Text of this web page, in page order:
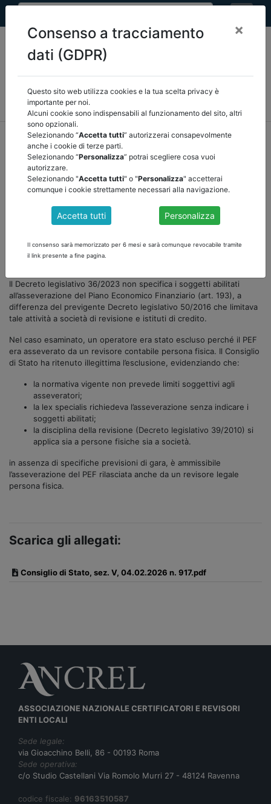
MEF FINANZA LOCALE/OSSERVATORIO
NORMATIVA
CORTE DEI CONTI E GIURISPRUDENZA
home
documenti pubblici
corte dei conti e giurisprudenza
DOCUMENTI PUBBLICI
Piano Economico Finanziario (PEF) ,
differenza tra nuovo e vecchio Codice (art. 193
d.lgs. 36/2023)
Il Decreto legislativo 36/2023 non specifica i soggetti abilitati
all’asseverazione del Piano Economico Finanziario (art. 193), a
differenza del previgente Decreto legislativo 50/2016 che limitava
tale attività a società di revisione e istituti di credito.
Nel caso esaminato, un operatore era stato escluso perché il PEF
era asseverato da un revisore contabile persona fisica. Il Consiglio
di Stato ha ritenuto illegittima l’esclusione, evidenziando che:
la normativa vigente non prevede limiti soggettivi agli
asseveratori;
la lex specialis richiedeva l’asseverazione senza indicare i
soggetti abilitati;
la disciplina della revisione (Decreto legislativo 39/2010) si
applica sia a persone fisiche sia a società.
in assenza di specifiche previsioni di gara, è ammissibile
l’asseverazione del PEF rilasciata anche da un revisore legale
persona fisica.
Scarica gli allegati:
Consiglio di Stato, sez. V, 04.02.2026 n. 917.pdf
ASSOCIAZIONE NAZIONALE CERTIFICATORI E REVISORI
ENTI LOCALI
Sede legale:
via Gioacchino Belli, 86 - 00193 Roma
Sede operativa:
c/o Studio Castellani Via Romolo Murri 27 - 48124 Ravenna
codice fiscale: 96163510587
Consenso a tracciamento
dati (GDPR)
×
Questo sito web utilizza cookies e la tua scelta privacy è
importante per noi.
Alcuni cookie sono indispensabili al funzionamento del sito, altri
sono opzionali.
Selezionando “Accetta tutti” autorizzerai consapevolmente
anche i cookie di terze parti.
Selezionando “Personalizza” potrai scegliere cosa vuoi
autorizzare.
Selezionando "Accetta tutti" o "Personalizza" accetterai
comunque i cookie strettamente necessari alla navigazione.
Accetta tutti Personalizza
Il consenso sarà memorizzato per 6 mesi e sarà comunque revocabile tramite
il link presente a fine pagina.